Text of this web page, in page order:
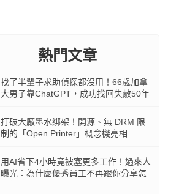
熱門文章
找了半輩子求助偵探都沒用！66歲加拿
大男子靠ChatGPT，成功找回失散50年
打破大廠墨水綁架！開源、無 DRM 限
制的「Open Printer」概念機亮相
用AI省下4小時竟被塞更多工作！過來人
曝光：為什麼優秀員工不再跟你分享怎